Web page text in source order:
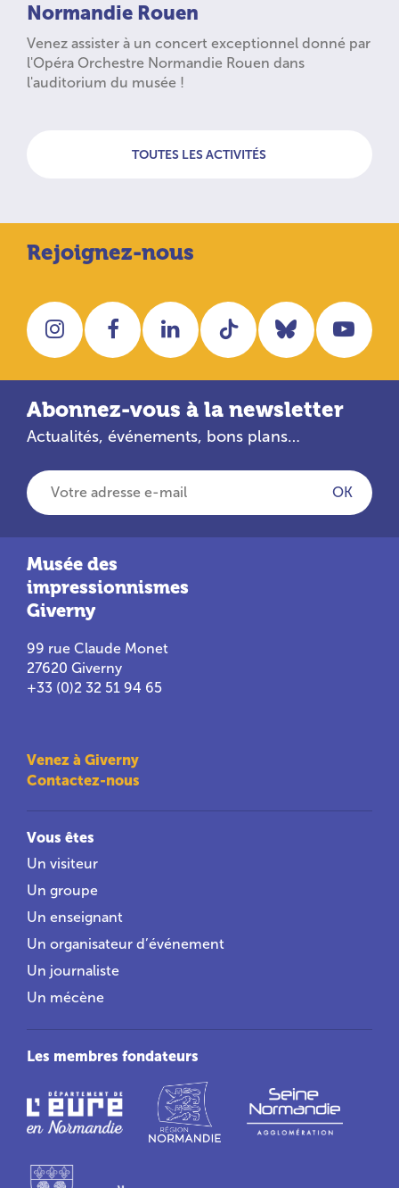
Normandie Rouen
Venez assister à un concert exceptionnel donné par
l'Opéra Orchestre Normandie Rouen dans
l'auditorium du musée !
TOUTES LES ACTIVITÉS
Rejoignez-nous
InstagramFacebookLinkedInTiktok Bluesky
Abonnez-vous à la newsletter
Actualités, événements, bons plans…
Votre adresse e-mail
OK
Musée des
impressionnismes
Giverny
99 rue Claude Monet
27620 Giverny
+33 (0)2 32 51 94 65
Venez à Giverny
Contactez-nous
Vous êtes
Un visiteur
Un groupe
Un enseignant
Un organisateur d’événement
Un journaliste
Un mécène
Les membres fondateurs